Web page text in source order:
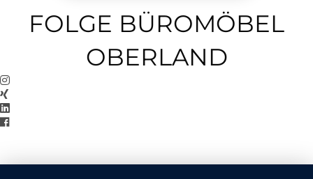
FOLGE BÜROMÖBEL
OBERLAND